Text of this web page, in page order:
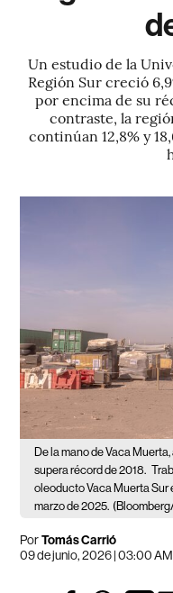
Un estudio de la
Región Sur creció
por encima de su
contraste, la
continúan 12,8% y
De la mano de Vaca
supera récord de 2018.
oleoducto Vaca Muerta Sur
marzo de 2025.
PorTomás Carrió
09 de junio, 2026 | 03:00 AM